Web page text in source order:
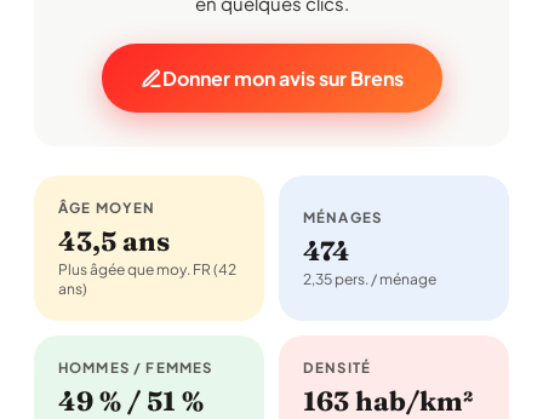
Donner mon avis sur Brens
ÂGE MOYEN
43,5 ans
Plus âgée que moy. FR (42
ans)
MÉNAGES
474
2,35 pers. / ménage
HOMMES / FEMMES
49 % / 51 %
DENSITÉ
163 hab/km²